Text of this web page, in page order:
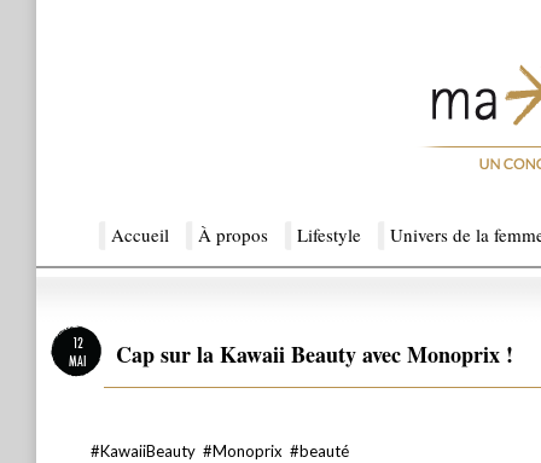
Ma Sérendipité
Aller au contenu principal
Aller au contenu secondaire
Accueil À propos Lifestyle Univers de la
12
MAI
Cap sur la Kawaii Beauty avec Monoprix !
#KawaiiBeauty #Monoprix #beauté